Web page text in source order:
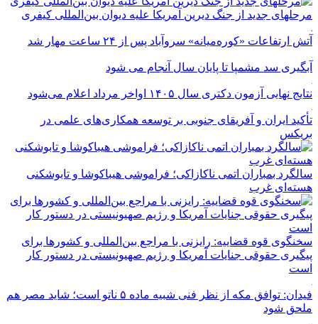
مرحله‎ای جدید از جنگ دیرین آمریکا علیه دیوان بین‌المللی کیفری
آتش ارتفاعات «کوره‌میانه» سروآباد پس از ۲۴ ساعت مهار شد
آبگیری سد مشمپا تا پایان سال آنجام می شود
نتایج نهایی آزمون دکتری سال ۱۴۰۵ اواخر مرداد اعلام می‌شود
تأکید ایران و آفریقای جنوبی بر توسعه همکاری‌های علمی در
بریکس
سالگرد بمباران اتمی ناکازاکی؛ فراموشی هیباکوشا و تابوشکنی
هسته‌ای غرب
سخنگوی قوه قضاییه: رایزنی‌ با مراجع بین‌المللی و کشور‌ها برای
پیگیری حقوقی جنایات آمریکا و رژیم صهیونیستی در دستور کار
است
فیدان: توافق مکه از نظر فنی شبیه ماده ۵ ناتو است؛ شاید مصر هم
ملحق شود